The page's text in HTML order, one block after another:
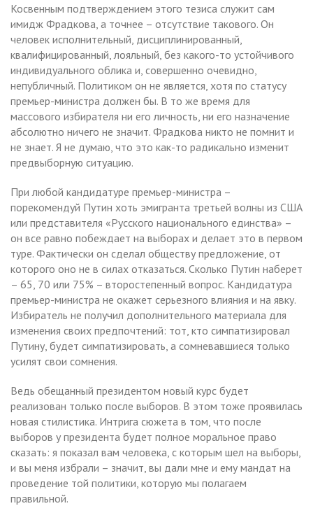
Косвенным подтверждением этого тезиса служит сам
имидж Фрадкова, а точнее – отсутствие такового. Он
человек исполнительный, дисциплинированный,
квалифицированный, лояльный, без какого-то устойчивого
индивидуального облика и, совершенно очевидно,
непубличный. Политиком он не является, хотя по статусу
премьер-министра должен бы. В то же время для
массового избирателя ни его личность, ни его назначение
абсолютно ничего не значит. Фрадкова никто не помнит и
не знает. Я не думаю, что это как-то радикально изменит
предвыборную ситуацию.
При любой кандидатуре премьер-министра –
порекомендуй Путин хоть эмигранта третьей волны из США
или представителя «Русского национального единства» –
он все равно побеждает на выборах и делает это в первом
туре. Фактически он сделал обществу предложение, от
которого оно не в силах отказаться. Сколько Путин наберет
– 65, 70 или 75% – второстепенный вопрос. Кандидатура
премьер-министра не окажет серьезного влияния и на явку.
Избиратель не получил дополнительного материала для
изменения своих предпочтений: тот, кто симпатизировал
Путину, будет симпатизировать, а сомневавшиеся только
усилят свои сомнения.
Ведь обещанный президентом новый курс будет
реализован только после выборов. В этом тоже проявилась
новая стилистика. Интрига сюжета в том, что после
выборов у президента будет полное моральное право
сказать: я показал вам человека, с которым шел на выборы,
и вы меня избрали – значит, вы дали мне и ему мандат на
проведение той политики, которую мы полагаем
правильной.